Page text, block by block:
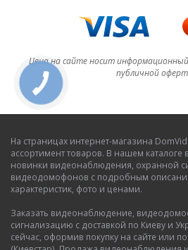
Цена на сайте носит
публичной
На страницах интернет-магазина
ассортимент товаров. В нашем каталоге
новинки видеонаблюдения, охранной
видеодомофонов с подробным
характеристик, фото и ценами.
Заказать видеонаблюдение,
сигнализацию с доставкой по Киеву и
сейчас, оформив покупку на сайте или